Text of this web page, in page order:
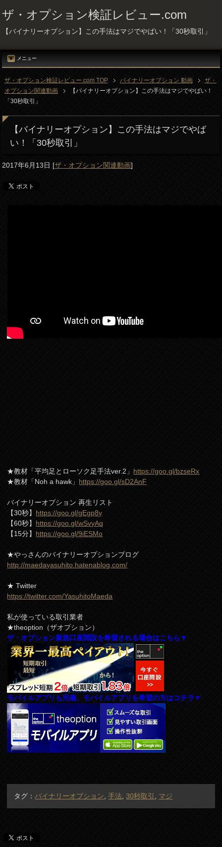
ザ・オプション検証レビュー.com
【バイナリーオプション】この手法はマジでやばい！「30秒取引」
メニュー
ザ・オプション検証レビュー.com TOP バイナリーオプション 動画
ザ・
オプション関連動画
【バイナリーオプション】この手法はマジでやばい！
「30秒取引」
【バイナリーオプション】この手法はマジでやば
い！「30秒取引」
2017年6月13日[ザ・オプション関連動画]
★教材「平均足とローソク足手法ver.2」https://goo.gl/bzseRx
★教材「Noh a hawk」https://goo.gl/sD2AnF
バイナリーオプション 再生リスト
【30秒】https://goo.gl/gEgp8y
【60秒】https://goo.gl/wSvyAq
【15分】https://goo.gl/9iESMo
★やっさんのバイナリーオプションブログ
http://maedayasuhito.hatenablog.com/
★ Twitter
https://twitter.com/YasuhitoMaeda
私が使っている取引業者
★theoption（ザオプション）
ザ・オプション新規口座開設を希望される場合はこちら▼
モバイルアプリも完備、モバイルアプリを希望の方はコチラ▼
タグ： バイナリーオプション ,手法 ,30秒取引 マジ